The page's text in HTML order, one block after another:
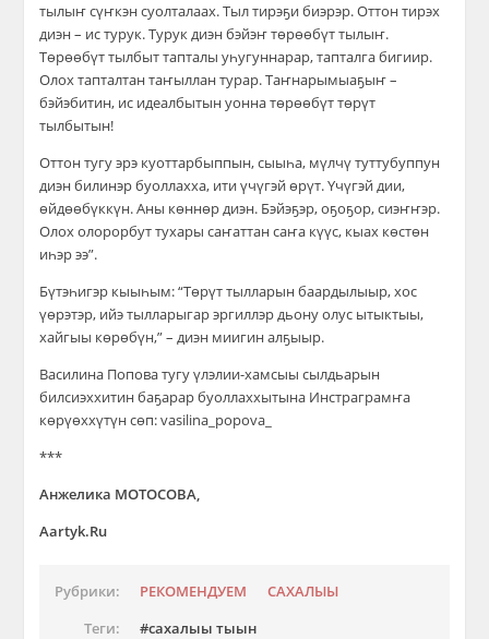
тылыҥ сүҥкэн суолталаах. Тыл тирэҕи биэрэр. Оттон тирэх
диэн – ис турук. Турук диэн бэйэҥ төрөөбүт тылыҥ.
Төрөөбүт тылбыт тапталы уһугуннарар, тапталга бигиир.
Олох тапталтан таҥыллан турар. Таҥнарымыаҕыҥ –
бэйэбитин, ис идеалбытын уонна төрөөбүт төрүт
тылбытын!
Оттон тугу эрэ куоттарбыппын, сыыһа, мүлчү туттубуппун
диэн билинэр буоллахха, ити үчүгэй өрүт. Үчүгэй дии,
өйдөөбүккүн. Аны көннөр диэн. Бэйэҕэр, оҕоҕор, сиэҥҥэр.
Олох олорорбут тухары саҥаттан саҥа күүс, кыах көстөн
иһэр ээ”.
Бүтэһигэр кыыһым: “Төрүт тылларын баардылыыр, хос
үөрэтэр, ийэ тылларыгар эргиллэр дьону олус ытыктыы,
хайгыы көрөбүн,” – диэн миигин алҕыыр.
Василина Попова тугу үлэлии-хамсыы сылдьарын
билсиэххитин баҕарар буоллаххытына Инстраграмҥа
көрүөххүтүн сөп: vasilina_popova_
***
Анжелика МОТОСОВА,
Aartyk.Ru
Рубрики: РЕКОМЕНДУЕМ
САХАЛЫЫ
Теги:
сахалыы тыын